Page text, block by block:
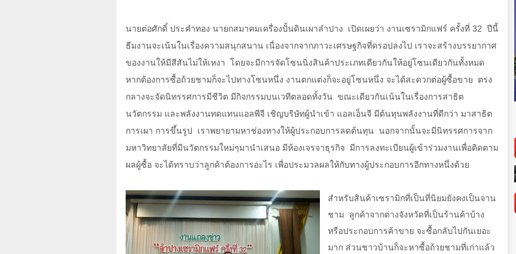
นายต่อศักดิ์ ประคำทอง นายกสมาคมเครื่องปั้นดินเผาลำปาง เปิดเผยว่า งานเซรามิกแฟร์ ครั้งที่ 32 ปีนี้
ธีมงานจะเน้นในเรื่องความสนุกสนาน เนื่องจากจากภาวะเศรษฐกิจที่ดรอปลงไป เราจะสร้างบรรยากาศ
ของงานให้มีสีสันไม่ให้เหงา โดยจะมีการจัดโซนนิ่งสินค้าประเภทเดียวกันให้อยู่โซนเดียวกันทั้งหมด
หากต้องการซื้อถ้วยชามก็จะไปทางโซนหนึ่ง งานตกแต่งก็จะอยู่โซนหนึ่ง จะได้สะดวกต่อผู้ซื้อขาย ตรง
กลางจะจัดนิทรรศการมีชีวิต มีกิจกรรมบนเวทีตลอดทั้งวัน ขณะเดียวกันเน้นในเรื่องการสาธิต
นวัตกรรม และพลังงานทดแทนแอลพีจี เชิญบริษัทผู้นำเข้า แอลเอ็นจี มีต้นทุนพลังงานที่ดีกว่า มาสาธิต
การเผา การขึ้นรูป เราพยายามหาช่องทางให้ผู้ประกอบการลดต้นทุน นอกจากนั้นจะมีนิทรรศการจาก
มหาวิทยาลัยที่มีนวัตกรรมใหม่ๆมานำเสนอ มีห้องเจรจาธุรกิจ มีการลงทะเบียนผู้เข้าร่วมงานเพื่อติดตาม
ผลผู้ซื้อ จะได้ทราบว่าลูกค้าต้องการอะไร เพื่อประมวลผลให้กับทางผู้ประกอบการอีกทางหนึ่งด้วย
สำหรับสินค้าเซรามิกที่เป็นที่นิยมยังคงเป็นจาน
ชาม
ลูกค้าจากต่างจังหวัดที่เป็นร้านค้าบ้าง
หรือประกอบการค้าขาย จะซื้อกลับไปกันเยอะ
มาก ส่วนชาวบ้านก็จะหาซื้อถ้วยชามที่เก่าแล้ว